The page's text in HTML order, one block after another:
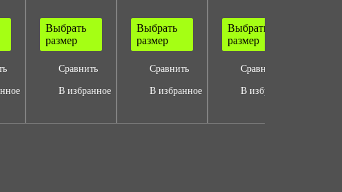
Выбрать
размер
Сравнить
В избранное
Выбрать
размер
Сравнить
В избранное
Выбрать
размер
Сравнить
В избранное